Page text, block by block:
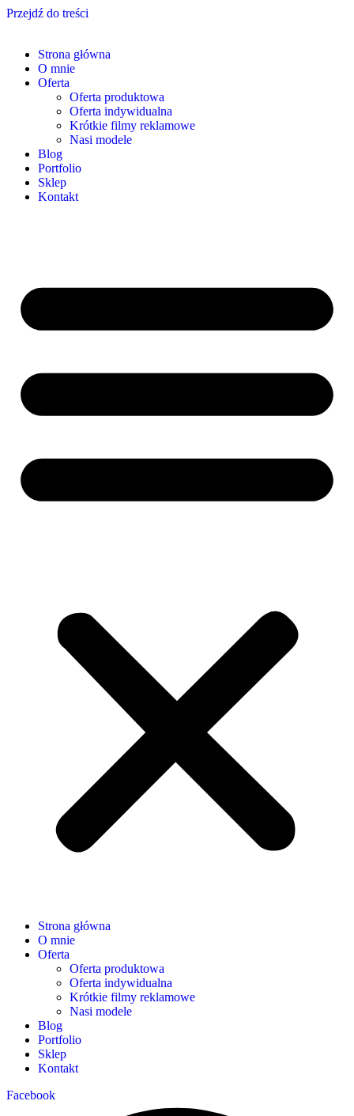
Przejdź do treści
Strona główna
O mnie
Oferta
Oferta produktowa
Oferta indywidualna
Krótkie filmy reklamowe
Nasi modele
Blog
Portfolio
Sklep
Kontakt
Strona główna
O mnie
Oferta
Oferta produktowa
Oferta indywidualna
Krótkie filmy reklamowe
Nasi modele
Blog
Portfolio
Sklep
Kontakt
Facebook